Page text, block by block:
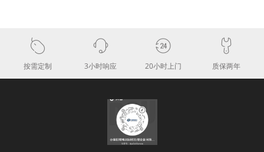
按需定制 3小时响应 20小时上门 质保两年